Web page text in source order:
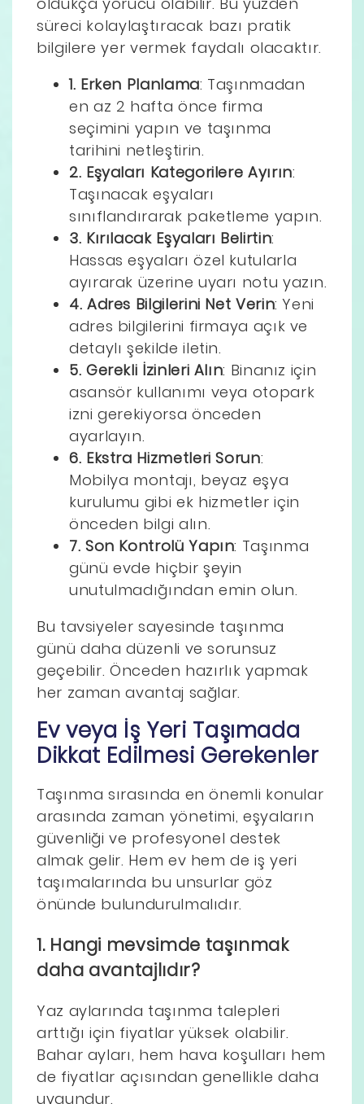
süreci kolaylaştıracak bazı pratik
bilgilere yer vermek faydalı olacaktır.
1. Erken Planlama: Taşınmadan
en az 2 hafta önce firma
seçimini yapın ve taşınma
tarihini netleştirin.
2. Eşyaları Kategorilere Ayırın:
Taşınacak eşyaları
sınıflandırarak paketleme yapın.
3. Kırılacak Eşyaları Belirtin:
Hassas eşyaları özel kutularla
ayırarak üzerine uyarı notu yazın.
4. Adres Bilgilerini Net Verin: Yeni
adres bilgilerini firmaya açık ve
detaylı şekilde iletin.
5. Gerekli İzinleri Alın: Binanız için
asansör kullanımı veya otopark
izni gerekiyorsa önceden
ayarlayın.
6. Ekstra Hizmetleri Sorun:
Mobilya montajı, beyaz eşya
kurulumu gibi ek hizmetler için
önceden bilgi alın.
7. Son Kontrolü Yapın: Taşınma
günü evde hiçbir şeyin
unutulmadığından emin olun.
Bu tavsiyeler sayesinde taşınma
günü daha düzenli ve sorunsuz
geçebilir. Önceden hazırlık yapmak
her zaman avantaj sağlar.
Ev veya İş Yeri Taşımada
Dikkat Edilmesi Gerekenler
Taşınma sırasında en önemli konular
arasında zaman yönetimi, eşyaların
güvenliği ve profesyonel destek
almak gelir. Hem ev hem de iş yeri
taşımalarında bu unsurlar göz
önünde bulundurulmalıdır.
1. Hangi mevsimde taşınmak
daha avantajlıdır?
Yaz aylarında taşınma talepleri
arttığı için fiyatlar yüksek olabilir.
Bahar ayları, hem hava koşulları hem
de fiyatlar açısından genellikle daha
uygundur.